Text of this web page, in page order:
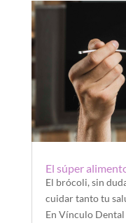
El súper
El brócoli, sin
cuidar tanto tu
En Vínculo